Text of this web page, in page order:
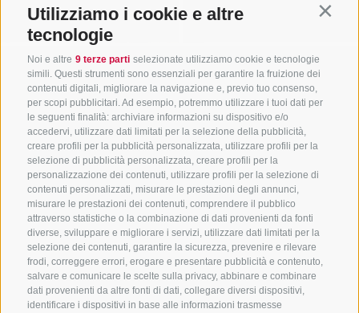
Utilizziamo i cookie e altre
tecnologie
Noi e altre 9 terze parti selezionate utilizziamo cookie e tecnologie
simili. Questi strumenti sono essenziali per garantire la fruizione dei
contenuti digitali, migliorare la navigazione e, previo tuo consenso,
per scopi pubblicitari. Ad esempio, potremmo utilizzare i tuoi dati per
le seguenti finalità: archiviare informazioni su dispositivo e/o
accedervi, utilizzare dati limitati per la selezione della pubblicità,
creare profili per la pubblicità personalizzata, utilizzare profili per la
selezione di pubblicità personalizzata, creare profili per la
personalizzazione dei contenuti, utilizzare profili per la selezione di
contenuti personalizzati, misurare le prestazioni degli annunci,
misurare le prestazioni dei contenuti, comprendere il pubblico
attraverso statistiche o la combinazione di dati provenienti da fonti
diverse, sviluppare e migliorare i servizi, utilizzare dati limitati per la
selezione dei contenuti, garantire la sicurezza, prevenire e rilevare
frodi, correggere errori, erogare e presentare pubblicità e contenuto,
salvare e comunicare le scelte sulla privacy, abbinare e combinare
dati provenienti da altre fonti di dati, collegare diversi dispositivi,
identificare i dispositivi in base alle informazioni trasmesse